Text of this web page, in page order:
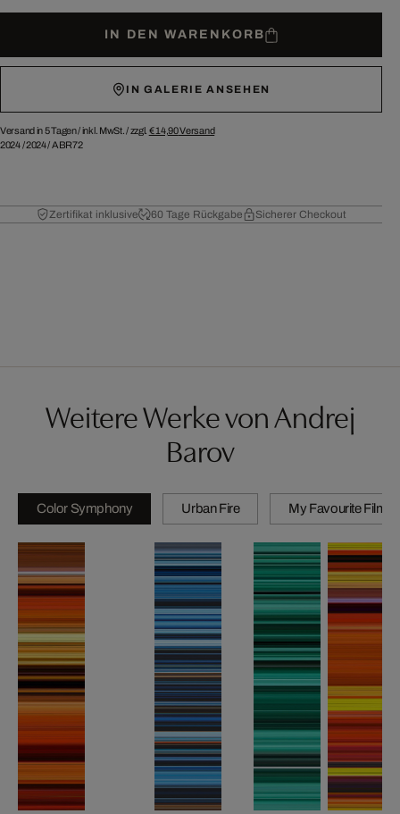
IN DEN WARENKORB
IN GALERIE ANSEHEN
Versand in 5 Tagen /inkl. MwSt. / zzgl. € 14,90Versand
2024/2024/ABR72
Zertifikat inklusive 60 Tage Rückgabe Sicherer Checkout
Weitere Werke von Andrej
Barov
Color Symphony Urban Fire My Favourite Films